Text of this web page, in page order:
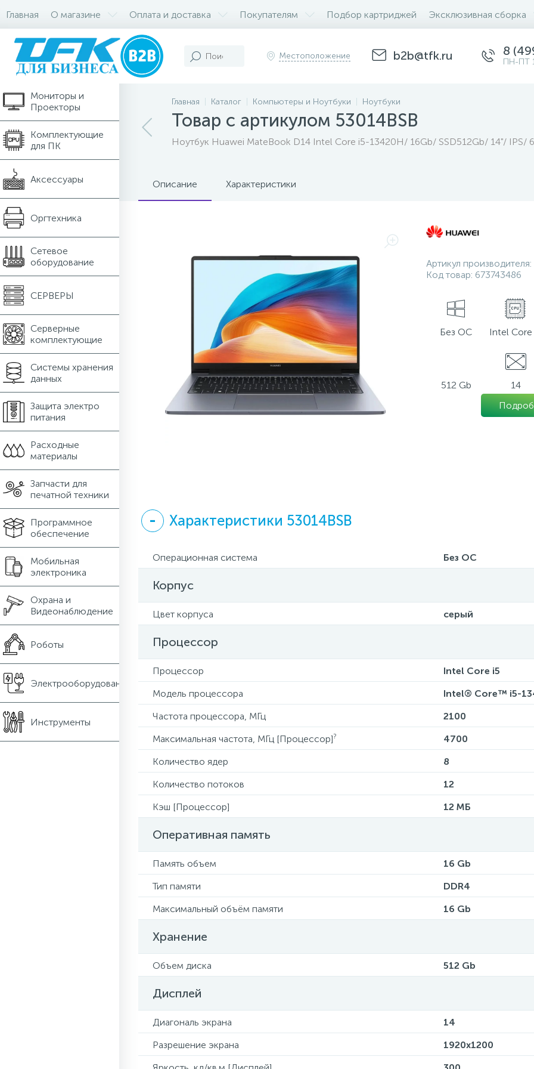
Главная О магазине Оплата и доставка Покупателям Подбор картриджей Эксклюзивная сборка
Местоположение b2b@tfk.ru 8
ПН-ПТ
Компьютеры и
Ноутбуки
Мониторы и
Проекторы
Комплектующие
для ПК
Аксессуары
Оргтехника
Сетевое
оборудование
СЕРВЕРЫ
Серверные
комплектующие
Системы хранения
данных
Защита электро
питания
Расходные
материалы
Запчасти для
печатной техники
Программное
обеспечение
Мобильная
электроника
Охрана и
Видеонаблюдение
Роботы
Электрооборудование
Инструменты
Главная Каталог Компьютеры и Ноутбуки Ноутбуки
Товар с артикулом 53014BSB
Ноутбук Huawei MateBook D14 Intel Core i5-13420H/ 16Gb/ SSD512Gb/ 14"/ IPS/
Описание Характеристики
Артикул производителя:
Код товар: 673743486
Без ОС Intel Core
512 Gb 14
Характеристики 53014BSB
Операционная система Без ОС
Корпус
Цвет корпуса серый
Процессор
Процессор
Intel Core i5
Модель процессора
Intel® Core™ i5-
Частота процессора, МГц
2100
Максимальная частота, МГц [Процессор]?
4700
Количество ядер
8
Количество потоков
12
Кэш [Процессор]
12 МБ
Оперативная память
Память объем
16 Gb
Тип памяти
DDR4
Максимальный объём памяти
16 Gb
Хранение
Объем диска 512 Gb
Дисплей
Диагональ экрана
14
Разрешение экрана
1920x1200